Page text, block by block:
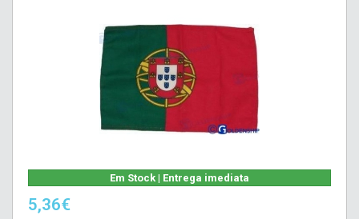
Em Stock | Entrega imediata
5,36€